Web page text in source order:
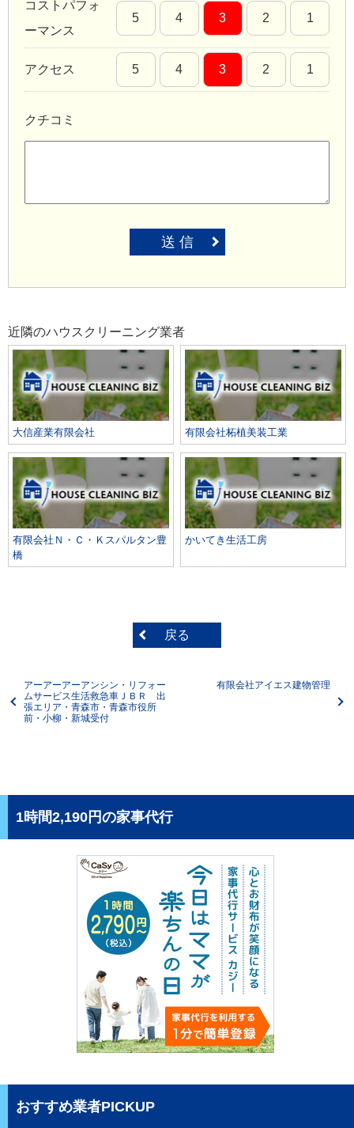
コストパフォ
ーマンス
5 4 3 2 1
アクセス 5 4 3 2 1
クチコミ
送 信
近隣のハウスクリーニング業者
大信産業有限会社 有限会社柘植美装工業
有限会社Ｎ・Ｃ・Ｋスパルタン豊
橋
かいてき生活工房
戻る
アーアーアーアンシン・リフォー
ムサービス生活救急車ＪＢＲ 出
張エリア・青森市・青森市役所
前・小柳・新城受付
有限会社アイエス建物管理
1時間2,190円の家事代行
おすすめ業者PICKUP